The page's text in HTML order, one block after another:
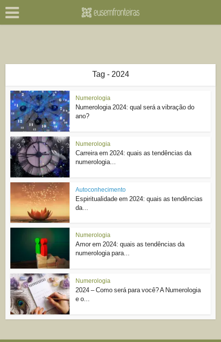
Tag - 2024
Numerologia
Numerologia 2024: qual será a vibração do
ano?
Numerologia
Carreira em 2024: quais as tendências da
numerologia...
Autoconhecimento
Espiritualidade em 2024: quais as tendências
da...
Numerologia
Amor em 2024: quais as tendências da
numerologia para...
Numerologia
2024 – Como será para você? A Numerologia
e o...